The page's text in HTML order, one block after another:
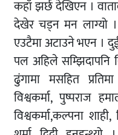
कहाँ झर्छ देखिएन ।
देखेर चड्न मन लाग्यो
एउटैमा अटाउने भएन ।
पल अहिले सम्झिदापनि
ढुंगामा मसहित
विश्वकर्मा, पुष्पराज
विश्वकर्मा,कल्पना